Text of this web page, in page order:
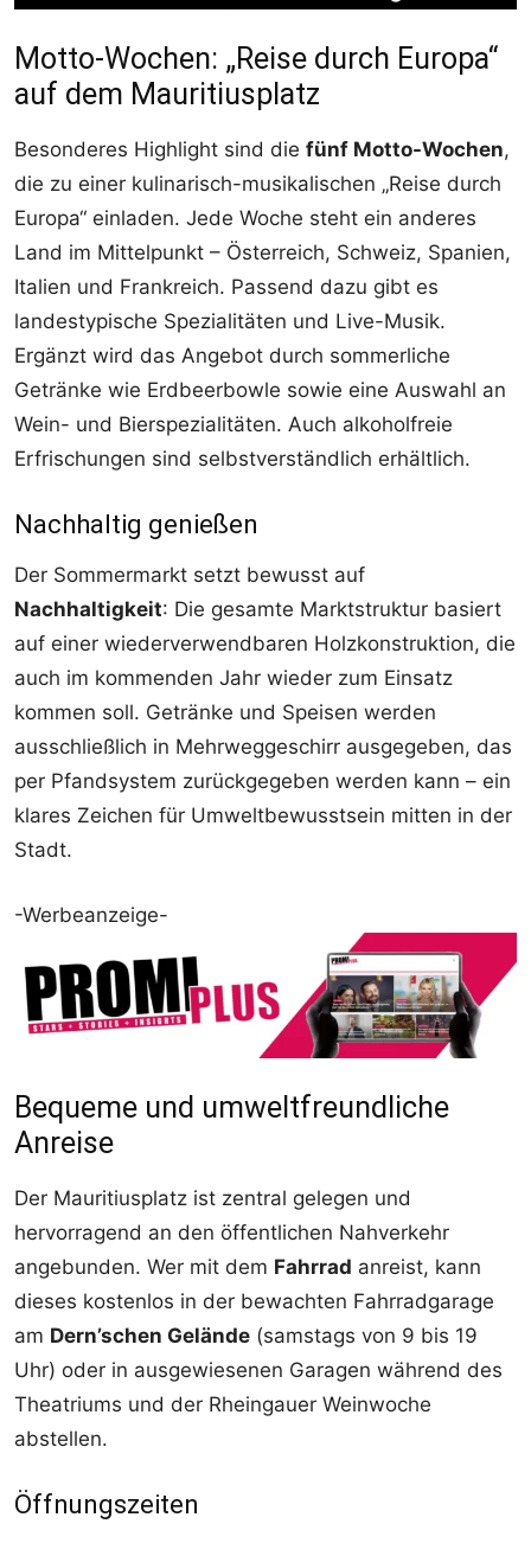
Motto-Wochen: „Reise durch Europa“
auf dem Mauritiusplatz
Besonderes Highlight sind die fünf Motto-Wochen,
die zu einer kulinarisch-musikalischen „Reise durch
Europa“ einladen. Jede Woche steht ein anderes
Land im Mittelpunkt – Österreich, Schweiz, Spanien,
Italien und Frankreich. Passend dazu gibt es
landestypische Spezialitäten und Live-Musik.
Ergänzt wird das Angebot durch sommerliche
Getränke wie Erdbeerbowle sowie eine Auswahl an
Wein- und Bierspezialitäten. Auch alkoholfreie
Erfrischungen sind selbstverständlich erhältlich.
Nachhaltig genießen
Der Sommermarkt setzt bewusst auf
Nachhaltigkeit: Die gesamte Marktstruktur basiert
auf einer wiederverwendbaren Holzkonstruktion, die
auch im kommenden Jahr wieder zum Einsatz
kommen soll. Getränke und Speisen werden
ausschließlich in Mehrweggeschirr ausgegeben, das
per Pfandsystem zurückgegeben werden kann – ein
klares Zeichen für Umweltbewusstsein mitten in der
Stadt.
-Werbeanzeige-
Bequeme und umweltfreundliche
Anreise
Der Mauritiusplatz ist zentral gelegen und
hervorragend an den öffentlichen Nahverkehr
angebunden. Wer mit dem Fahrrad anreist, kann
dieses kostenlos in der bewachten Fahrradgarage
am Dern’schen Gelände (samstags von 9 bis 19
Uhr) oder in ausgewiesenen Garagen während des
Theatriums und der Rheingauer Weinwoche
abstellen.
Öffnungszeiten